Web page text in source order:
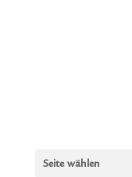
Seite wählen